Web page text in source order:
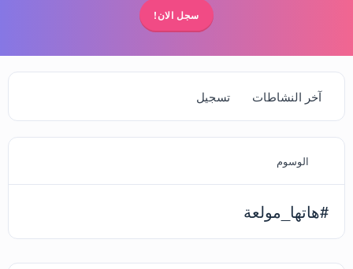
سجل الان!
آخر النشاطات تسجيل
الوسوم
#هاتها_مولعة